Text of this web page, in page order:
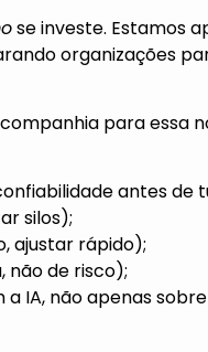
se investe. Estamos
organizações
para essa
antes de
silos);
ajustar rápido);
não de risco);
IA, não apenas